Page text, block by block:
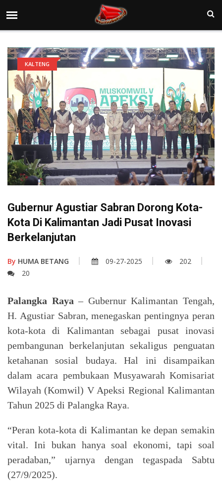
KALTENG
Gubernur Agustiar Sabran Dorong Kota-
Kota Di Kalimantan Jadi Pusat Inovasi
Berkelanjutan
By HUMA BETANG 09-27-2025
202
20
Palangka Raya – Gubernur Kalimantan Tengah,
H. Agustiar Sabran, menegaskan pentingnya peran
kota-kota di Kalimantan sebagai pusat inovasi
pembangunan berkelanjutan sekaligus penguatan
ketahanan sosial budaya. Hal ini disampaikan
dalam acara pembukaan Musyawarah Komisariat
Wilayah (Komwil) V Apeksi Regional Kalimantan
Tahun 2025 di Palangka Raya.
“Peran kota-kota di Kalimantan ke depan semakin
vital. Ini bukan hanya soal ekonomi, tapi soal
peradaban,” ujarnya dengan tegaspada Sabtu
(27/9/2025).